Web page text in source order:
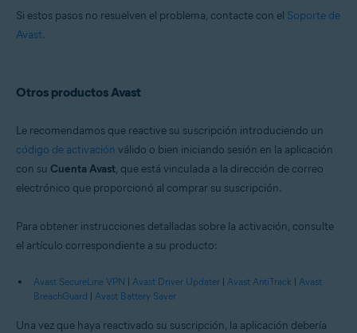
Si estos pasos no resuelven el problema, contacte con el Soporte de
Avast.
Otros productos Avast
Le recomendamos que reactive su suscripción introduciendo un
código de activación válido o bien iniciando sesión en la aplicación
con su Cuenta Avast, que está vinculada a la dirección de correo
electrónico que proporcionó al comprar su suscripción.
Para obtener instrucciones detalladas sobre la activación, consulte
el artículo correspondiente a su producto:
Avast SecureLine VPN | Avast Driver Updater | Avast AntiTrack | Avast
BreachGuard | Avast Battery Saver
Una vez que haya reactivado su suscripción, la aplicación debería